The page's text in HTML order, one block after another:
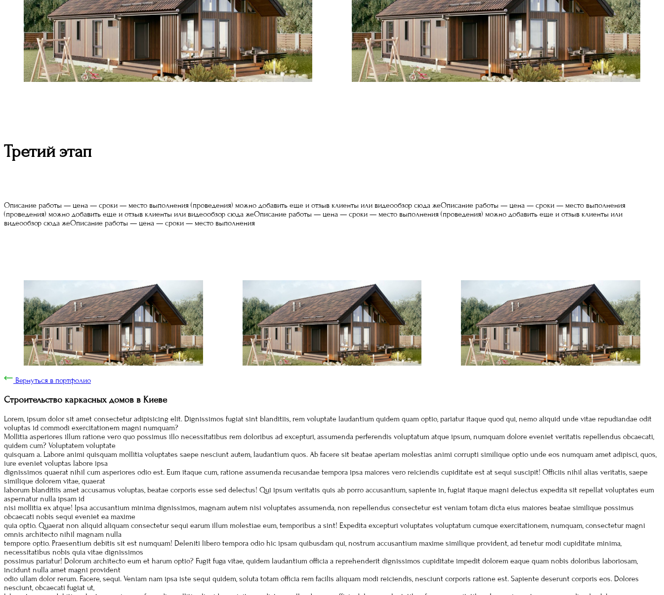
Третий этап
Описание работы — цена — сроки — место выполнения (проведения) можно добавить еще и отзыв клиенты или видеообзор сюда жеОписание работы — цена — сроки — место выполнения
(проведения) можно добавить еще и отзыв клиенты или видеообзор сюда жеОписание работы — цена — сроки — место выполнения (проведения) можно добавить еще и отзыв клиенты или
видеообзор сюда жеОписание работы — цена — сроки — место выполнения
Вернуться в портфолио
Строительство каркасных домов в Киеве
Lorem, ipsum dolor sit amet consectetur adipisicing elit. Dignissimos fugiat sint blanditiis, rem voluptate laudantium quidem quam optio, pariatur itaque quod qui, nemo aliquid unde vitae repudiandae odit
voluptas id commodi exercitationem magni numquam?
Mollitia asperiores illum ratione vero quo possimus illo necessitatibus rem doloribus ad excepturi, assumenda perferendis voluptatum atque ipsum, numquam dolore eveniet veritatis repellendus obcaecati,
quidem cum? Voluptatem voluptate
quisquam a. Labore animi quisquam mollitia voluptates saepe nesciunt autem, laudantium quos. Ab facere sit beatae aperiam molestias animi corrupti similique optio unde eos numquam amet adipisci, quos,
iure eveniet voluptas labore ipsa
dignissimos quaerat nihil cum asperiores odio est. Eum itaque cum, ratione assumenda recusandae tempora ipsa maiores vero reiciendis cupiditate est at sequi suscipit! Officiis nihil alias veritatis, saepe
similique dolorem vitae, quaerat
laborum blanditiis amet accusamus voluptas, beatae corporis esse sed delectus! Qui ipsum veritatis quis ab porro accusantium, sapiente in, fugiat itaque magni delectus expedita sit repellat voluptates eum
aspernatur nulla ipsam id
nisi mollitia ex atque! Ipsa accusantium minima dignissimos, magnam autem nisi voluptates assumenda, non repellendus consectetur est veniam totam dicta eius maiores beatae similique possimus
obcaecati nobis sequi eveniet ea maxime
quia optio. Quaerat non aliquid aliquam consectetur sequi earum illum molestiae eum, temporibus a sint! Expedita excepturi voluptates voluptatum cumque exercitationem, numquam, consectetur magni
omnis architecto nihil magnam nulla
tempore optio. Praesentium debitis sit est numquam! Deleniti libero tempora odio hic ipsam quibusdam qui, nostrum accusantium maxime similique provident, ad tenetur modi cupiditate minima,
necessitatibus nobis quia vitae dignissimos
possimus pariatur! Dolorum architecto eum et harum optio? Fugit fuga vitae, quidem laudantium officia a reprehenderit dignissimos cupiditate impedit dolorem eaque quam nobis doloribus laboriosam,
incidunt nulla amet magni provident
odio ullam dolor rerum. Facere, sequi. Veniam nam ipsa iste sequi quidem, soluta totam officia rem facilis aliquam modi reiciendis, nesciunt corporis ratione est. Sapiente deserunt corporis eos. Dolores
nesciunt, obcaecati fugiat ut,